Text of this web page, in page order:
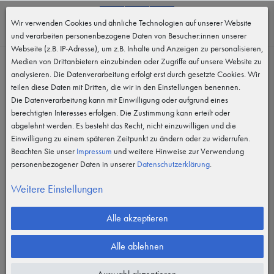
MENÜ
Wir verwenden Cookies und ähnliche Technologien auf unserer Website
und verarbeiten personenbezogene Daten von Besucher:innen unserer
Webseite (z.B. IP-Adresse), um z.B. Inhalte und Anzeigen zu personalisieren,
Medien von Drittanbietern einzubinden oder Zugriffe auf unsere Website zu
analysieren. Die Datenverarbeitung erfolgt erst durch gesetzte Cookies. Wir
teilen diese Daten mit Dritten, die wir in den Einstellungen benennen.
Die Datenverarbeitung kann mit Einwilligung oder aufgrund eines
berechtigten Interesses erfolgen. Die Zustimmung kann erteilt oder
abgelehnt werden. Es besteht das Recht, nicht einzuwilligen und die
Einwilligung zu einem späteren Zeitpunkt zu ändern oder zu widerrufen.
Beachten Sie unser Impressum und weitere Hinweise zur Verwendung
personenbezogener Daten in unserer Daten­schutz­erklärung.
Weitere Einstellungen
Alle akzeptieren
Alle ablehnen